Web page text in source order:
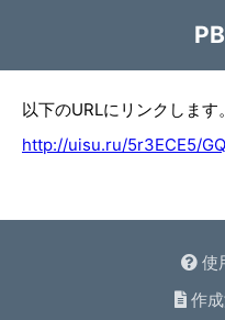
以下のURLにリンクします
http://uisu.ru/5r3ECE5/
使
作